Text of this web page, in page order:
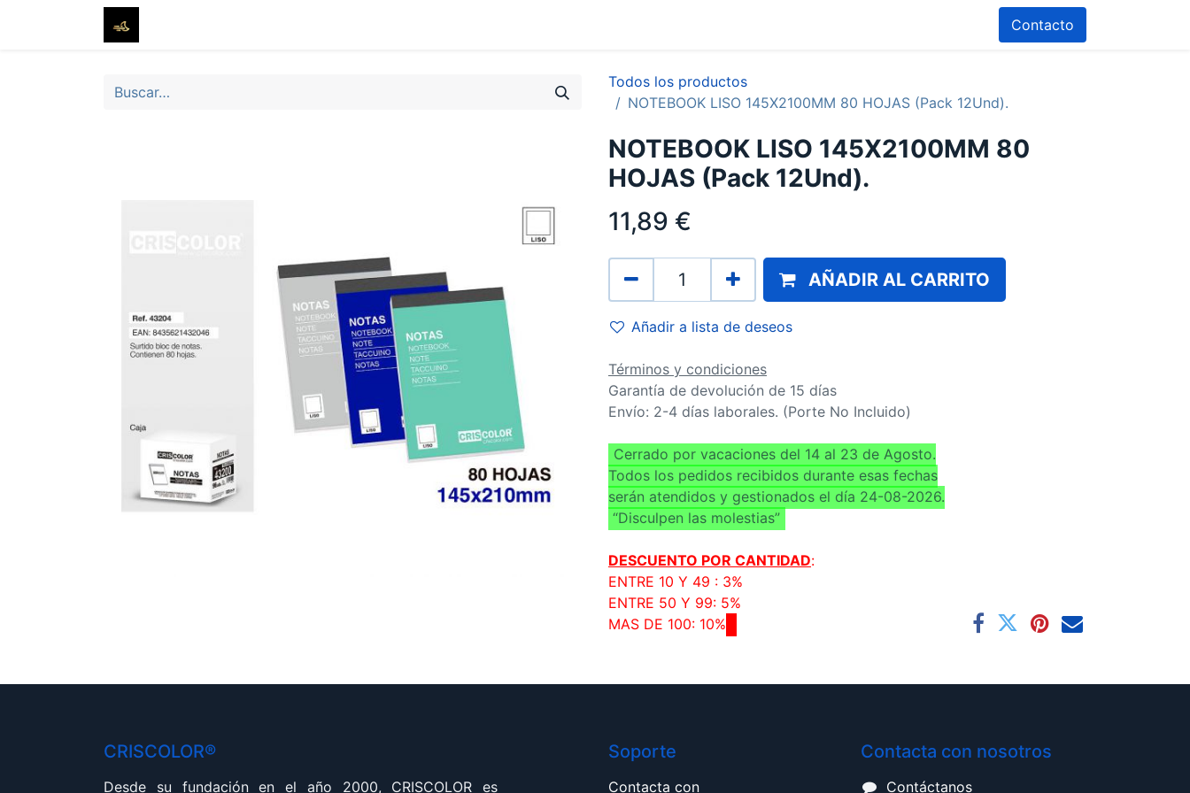
Contacto
Todos los productos
NOTEBOOK LISO 145X2100MM 80 HOJAS (Pack 12Und).
NOTEBOOK LISO 145X2100MM 80
HOJAS (Pack 12Und).
11,89 €
AÑADIR AL CARRITO
Añadir a lista de deseos
Términos y condiciones
Garantía de devolución de 15 días
Envío: 2-4 días laborales. (Porte No Incluido)
Cerrado por vacaciones del 14 al 23 de Agosto.
Todos los pedidos recibidos durante esas fechas
serán atendidos y gestionados el día 24-08-2026.
“Disculpen las molestias”
DESCUENTO POR CANTIDAD:
ENTRE 10 Y 49 : 3%
ENTRE 50 Y 99: 5%
MAS DE 100: 10%
CRISCOLOR®
Desde su fundación en el año 2000, CRISCOLOR es
Soporte
Contacta con
Contacta con nosotros
Contáctanos